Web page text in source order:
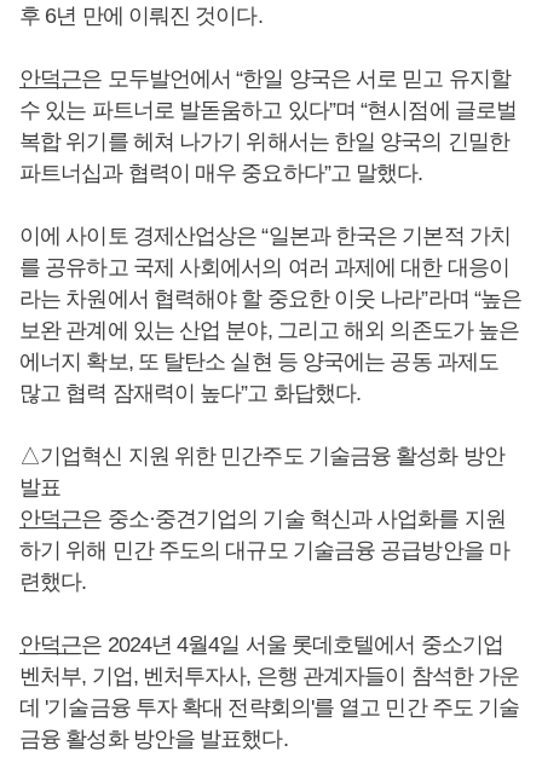
후 6년 만에 이뤄진 것이다.
안덕근은 모두발언에서 “한일 양국은 서로 믿고 유지할
수 있는 파트너로 발돋움하고 있다”며 “현시점에 글로벌
복합 위기를 헤쳐 나가기 위해서는 한일 양국의 긴밀한
파트너십과 협력이 매우 중요하다”고 말했다.
이에 사이토 경제산업상은 “일본과 한국은 기본적 가치
를 공유하고 국제 사회에서의 여러 과제에 대한 대응이
라는 차원에서 협력해야 할 중요한 이웃 나라”라며 “높은
보완 관계에 있는 산업 분야, 그리고 해외 의존도가 높은
에너지 확보, 또 탈탄소 실현 등 양국에는 공동 과제도
많고 협력 잠재력이 높다”고 화답했다.
△기업혁신 지원 위한 민간주도 기술금융 활성화 방안
발표
안덕근은 중소·중견기업의 기술 혁신과 사업화를 지원
하기 위해 민간 주도의 대규모 기술금융 공급방안을 마
련했다.
안덕근은 2024년 4월4일 서울 롯데호텔에서 중소기업
벤처부, 기업, 벤처투자사, 은행 관계자들이 참석한 가운
데 '기술금융 투자 확대 전략회의'를 열고 민간 주도 기술
금융 활성화 방안을 발표했다.